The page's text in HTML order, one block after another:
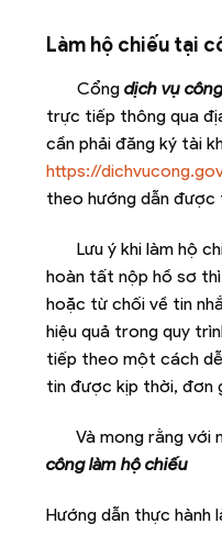
Làm hộ chiếu tại
Cổng dịch vụ
trực tiếp thông qua
cần phải đăng ký tài
https://
theo hướng dẫn được
Lưu ý khi làm hộ
hoàn tất nộp hồ sơ
hoặc từ chối về tin
hiệu quả trong quy
tiếp theo một cách
tin được kịp thời, đơn
Và mong rằng với
công làm hộ chiếu
Hướng dẫn thực hành